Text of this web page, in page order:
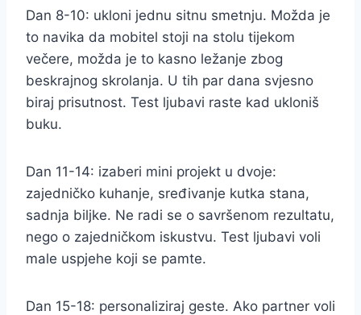
Dan 8-10: ukloni jednu sitnu smetnju. Možda je
to navika da mobitel stoji na stolu tijekom
večere, možda je to kasno ležanje zbog
beskrajnog skrolanja. U tih par dana svjesno
biraj prisutnost. Test ljubavi raste kad ukloniš
buku.
Dan 11-14: izaberi mini projekt u dvoje:
zajedničko kuhanje, sređivanje kutka stana,
sadnja biljke. Ne radi se o savršenom rezultatu,
nego o zajedničkom iskustvu. Test ljubavi voli
male uspjehe koji se pamte.
Dan 15-18: personaliziraj geste. Ako partner voli